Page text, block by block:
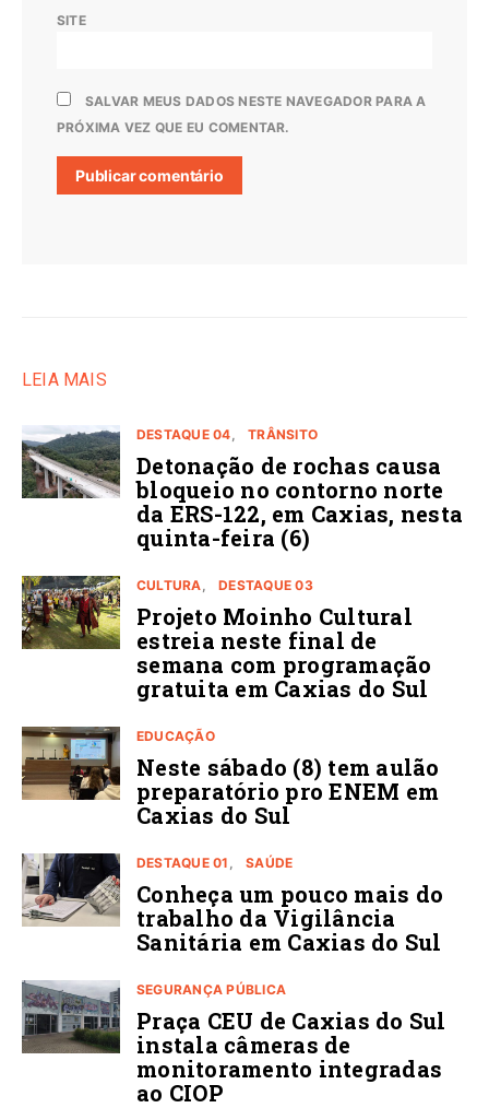
SITE
SALVAR MEUS DADOS NESTE NAVEGADOR PARA A
PRÓXIMA VEZ QUE EU COMENTAR.
LEIA MAIS
DESTAQUE 04 TRÂNSITO
Detonação de rochas causa
bloqueio no contorno norte
da ERS-122, em Caxias, nesta
quinta-feira (6)
CULTURA DESTAQUE 03
Projeto Moinho Cultural
estreia neste final de
semana com programação
gratuita em Caxias do Sul
EDUCAÇÃO
Neste sábado (8) tem aulão
preparatório pro ENEM em
Caxias do Sul
DESTAQUE 01 SAÚDE
Conheça um pouco mais do
trabalho da Vigilância
Sanitária em Caxias do Sul
SEGURANÇA PÚBLICA
Praça CEU de Caxias do Sul
instala câmeras de
monitoramento integradas
ao CIOP